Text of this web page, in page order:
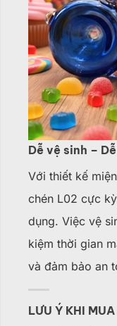
Dễ vệ sinh –
Với thiết kế
chén L02 cực
dụng. Việc vệ
kiệm thời gian
và đảm bảo an
LƯU Ý KHI